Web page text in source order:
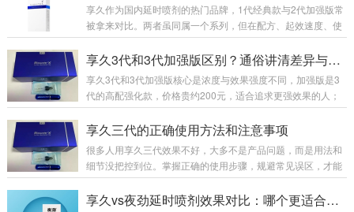
滋补品见效慢、腥味重、吸收差。为此，专注男性健康养护多
年的知名品牌享久，2026年重磅推出全新新品——享久鹿茸血
为中国男性体质量身打造的国标特膳营养品，温...
享久作为国内延时喷剂的热门品牌，1代经典款与2代加强版常
被拿来对比。两者虽同属一个系列，但在配方、起效速度、使
用体感及性价比上差异明显，下面从多维度详细分析，帮你选
到适配需求的款式。先看基础定位与核心配方。享久1代是201
本成分，成分浓度适中，核心作用是初步降低敏感度，满足基
础延时需求。而2代2017年推出，是打响品牌知名度的关键
阳、肾精草等名贵草本，浓度更高、渗透力...
享久3代和3代加强版区别？通俗讲清差异与选购
享久3代和3代加强版核心是浓度与效果强度不同，加强版是3
代的高配强化款，价格贵约200元，适合追求更强效果的人；
标准版更温和，适合新手或日常使用。一、包装外观：一眼分
清3代标准版：纯蓝色礼盒，瓶子无“+”标识，整体简约。3代加
识度高。 二、成分浓度：加强版全面提升两者原料完全一样，
核心区别在浓度配比：加强版红高颗含量+30%、丁香+22%、
深，呈深褐...
享久三代的正确使用方法和注意事项
很多人用享久三代效果不好，大多不是产品问题，而是用法和
细节没把控到位。掌握正确的使用步骤，规避常见误区，才能
充分发挥产品效果，兼顾舒适体感与使用体验，下面给大家整
理了完整、接地气的实操用法和核心注意事项。一、标准使用
享久vs夜劲延时喷剂效果对比：哪个更适合你？